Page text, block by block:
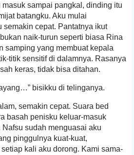
sampai pangkal, dinding itu
batangku. Aku mulai
semakin cepat. Pantatnya ikut
naik-turun seperti biasa Rina
samping yang membuat kepala
titik sensitif di dalamnya. Rasanya
keras, tidak bisa ditahan.
bisikku di telinganya.
semakin cepat. Suara bed
basah penisku keluar-masuk
sudah menguasai aku
pinggulnya kuat-kuat,
kali aku dorong. Kami sama-